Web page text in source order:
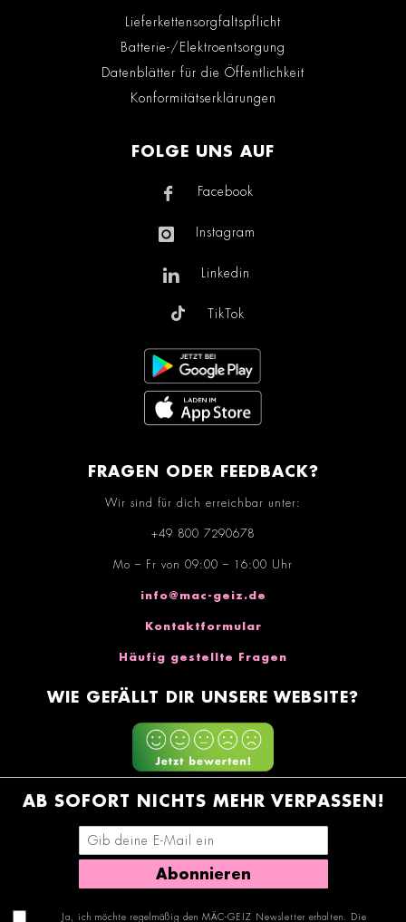
Lieferkettensorgfaltspflicht
Batterie-/Elektroentsorgung
Datenblätter für die Öffentlichkeit
Konformitätserklärungen
FOLGE UNS AUF
Facebook
Instagram
Linkedin
TikTok
FRAGEN ODER FEEDBACK?
Wir sind für dich erreichbar unter:
+49 800 7290678
Mo – Fr von 09:00 – 16:00 Uhr
info@mac-geiz.de
Kontaktformular
Häufig gestellte Fragen
WIE GEFÄLLT DIR UNSERE WEBSITE?
AB SOFORT NICHTS MEHR VERPASSEN!
E-Mail-Adresse eingeben
Abonnieren
Ja, ich möchte regelmäßig den MÄC-GEIZ Newsletter erhalten. Die